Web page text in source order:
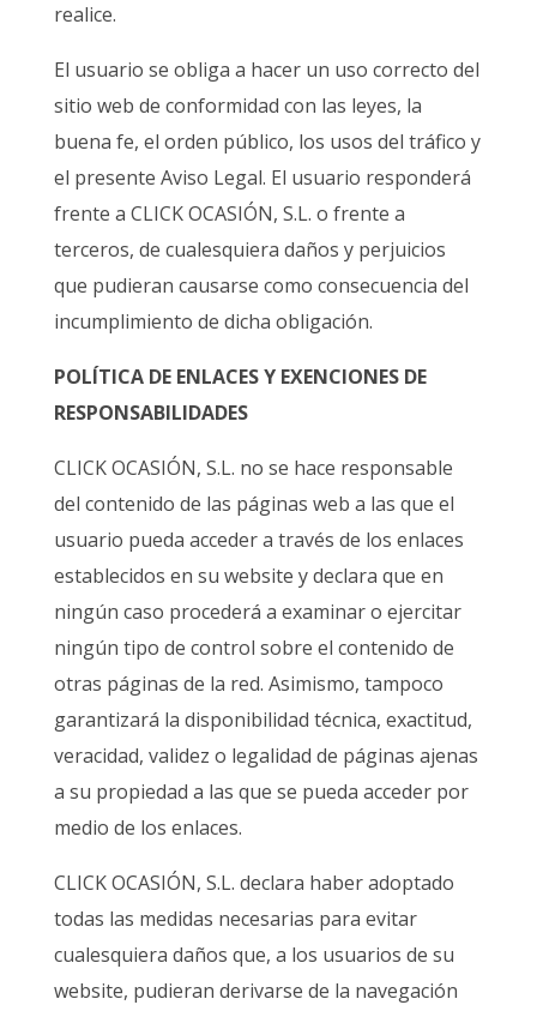
realice.
El usuario se obliga a hacer un uso correcto del
sitio web de conformidad con las leyes, la
buena fe, el orden público, los usos del tráfico y
el presente Aviso Legal. El usuario responderá
frente a CLICK OCASIÓN, S.L. o frente a
terceros, de cualesquiera daños y perjuicios
que pudieran causarse como consecuencia del
incumplimiento de dicha obligación.
POLÍTICA DE ENLACES Y EXENCIONES DE
RESPONSABILIDADES
CLICK OCASIÓN, S.L. no se hace responsable
del contenido de las páginas web a las que el
usuario pueda acceder a través de los enlaces
establecidos en su website y declara que en
ningún caso procederá a examinar o ejercitar
ningún tipo de control sobre el contenido de
otras páginas de la red. Asimismo, tampoco
garantizará la disponibilidad técnica, exactitud,
veracidad, validez o legalidad de páginas ajenas
a su propiedad a las que se pueda acceder por
medio de los enlaces.
CLICK OCASIÓN, S.L. declara haber adoptado
todas las medidas necesarias para evitar
cualesquiera daños que, a los usuarios de su
website, pudieran derivarse de la navegación